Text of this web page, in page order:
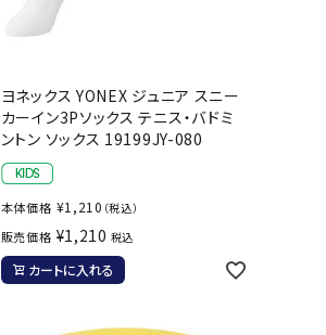
ヨネックス YONEX ジュニア スニー
カーイン3Pソックス テニス・バドミ
ントン ソックス 19199JY-080
本体価格 ¥1,210 （税込）
販売価格 ¥1,210 税込
カートに入れる